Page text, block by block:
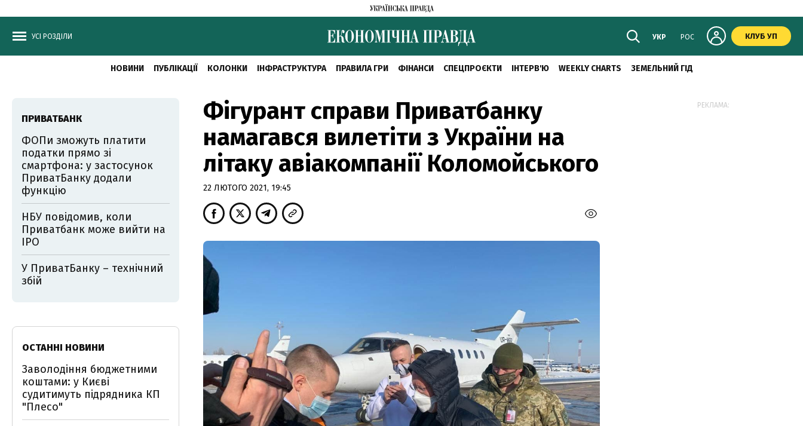
УСІ РОЗДІЛИ УКР РОС КЛУБ УП
НОВИНИ ПУБЛІКАЦІЇ КОЛОНКИ ІНФРАСТРУКТУРА ПРАВИЛА ГРИ ФІНАНСИ СПЕЦПРОЄКТИ ІНТЕРВ'Ю WEEKLY CHARTS ЗЕМЕЛЬНИЙ ГІД
Фігурант справи Приватбанку
намагався вилетіти з України на
літаку авіакомпанії Коломойського
22 ЛЮТОГО 2021, 19:45
ПРИВАТБАНК
ФОПи зможуть платити
податки прямо зі
смартфона: у застосунок
ПриватБанку додали
функцію
НБУ повідомив, коли
Приватбанк може вийти на
IPO
У ПриватБанку – технічний
збій
ОСТАННІ НОВИНИ
Заволодіння бюджетними
коштами: у Києві
судитимуть підрядника КП
"Плесо"
РЕКЛАМА: